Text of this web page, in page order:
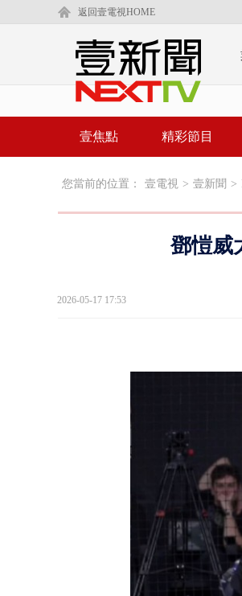
返回壹電視HOME
壹焦點 精彩節目
您當前的位置： 壹電視 > 壹新聞 >
鄧愷威
2026-05-17 17:53